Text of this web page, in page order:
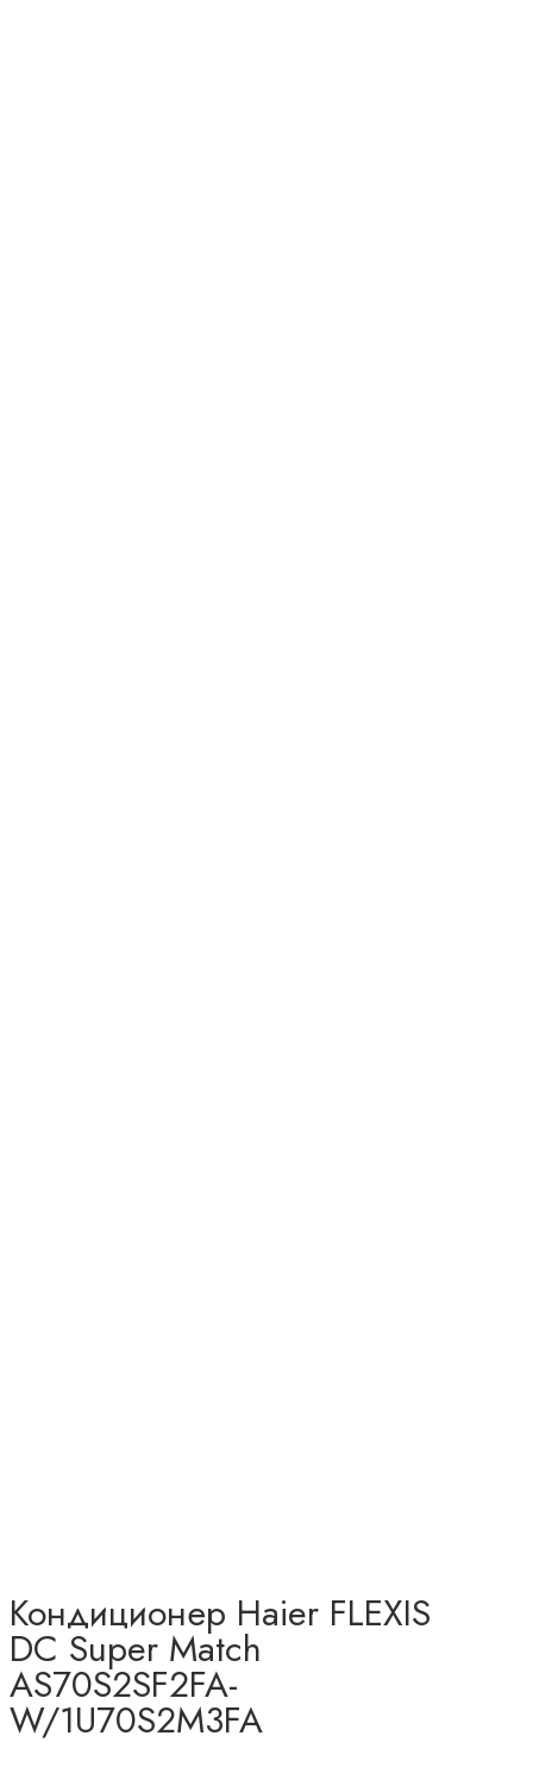
Кондиционер Haier FLEXIS
DC Super Match
AS70S2SF2FA-
W/1U70S2M3FA